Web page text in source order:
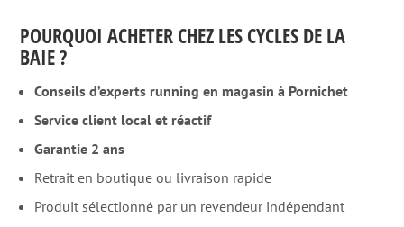
POURQUOI ACHETER CHEZ LES CYCLES DE LA
BAIE ?
Conseils d’experts running en magasin à Pornichet
Service client local et réactif
Garantie 2 ans
Retrait en boutique ou livraison rapide
Produit sélectionné par un revendeur indépendant